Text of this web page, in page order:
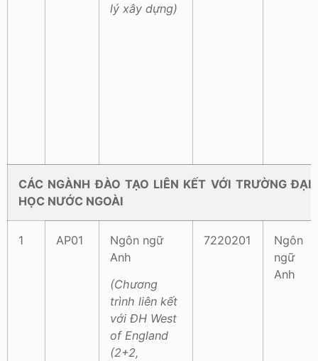
lý xây dựng)
CÁC NGÀNH ĐÀO TẠO LIÊN KẾT VỚI TRƯỜNG ĐẠI
HỌC NƯỚC NGOÀI
1 AP01
Ngôn ngữ
Anh
(Chương
trình liên kết
với ĐH West
of England
(2+2,
7220201
Ngôn
ngữ
Anh